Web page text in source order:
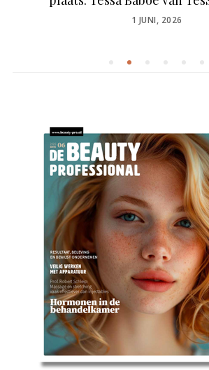
POSTED
1 JUNI, 2026